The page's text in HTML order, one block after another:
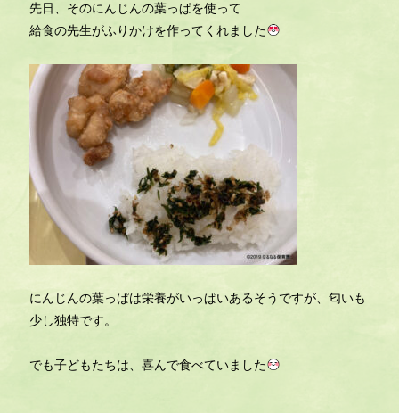
先日、そのにんじんの葉っぱを使って…
給食の先生がふりかけを作ってくれました
にんじんの葉っぱは栄養がいっぱいあるそうですが、匂いも
少し独特です。
でも子どもたちは、喜んで食べていました